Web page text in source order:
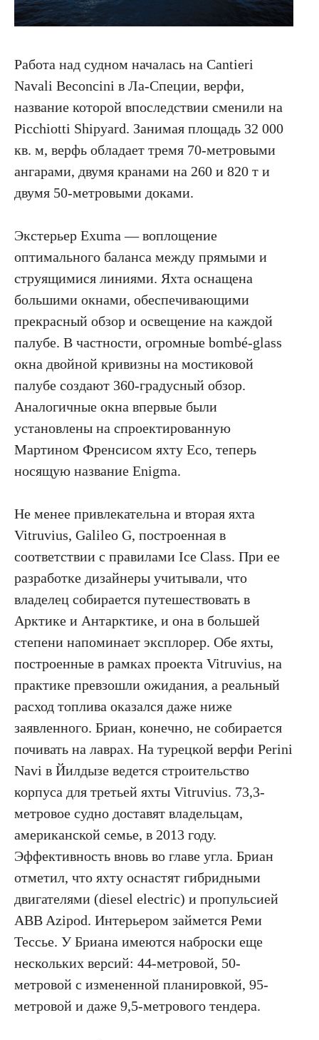
Работа над судном началась на Cantieri
Navali Beconcini в Ла-Специи, верфи,
название которой впоследствии сменили на
Picchiotti Shipyard. Занимая площадь 32 000
кв. м, верфь обладает тремя 70-метровыми
ангарами, двумя кранами на 260 и 820 т и
двумя 50-метровыми доками.
Экстерьер Exuma — воплощение
оптимального баланса между прямыми и
струящимися линиями. Яхта оснащена
большими окнами, обеспечивающими
прекрасный обзор и освещение на каждой
палубе. В частности, огромные bombé-glass
окна двойной кривизны на мостиковой
палубе создают 360-градусный обзор.
Аналогичные окна впервые были
установлены на спроектированную
Мартином Френсисом яхту Eco, теперь
носящую название Enigma.
Не менее привлекательна и вторая яхта
Vitruvius, Galileo G, построенная в
соответствии с правилами Ice Class. При ее
разработке дизайнеры учитывали, что
владелец собирается путешествовать в
Арктике и Антарктике, и она в большей
степени напоминает эксплорер. Обе яхты,
построенные в рамках проекта Vitruvius, на
практике превзошли ожидания, а реальный
расход топлива оказался даже ниже
заявленного. Бриан, конечно, не собирается
почивать на лаврах. На турецкой верфи Perini
Navi в Йилдызе ведется строительство
корпуса для третьей яхты Vitruvius. 73,3-
метровое судно доставят владельцам,
американской семье, в 2013 году.
Эффективность вновь во главе угла. Бриан
отметил, что яхту оснастят гибридными
двигателями (diesel electric) и пропульсией
ABB Azipod. Интерьером займется Реми
Тессье. У Бриана имеются наброски еще
нескольких версий: 44-метровой, 50-
метровой с измененной планировкой, 95-
метровой и даже 9,5-метрового тендера.